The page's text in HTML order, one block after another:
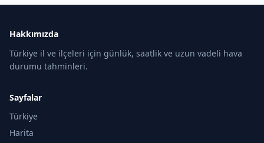
Hakkımızda
Türkiye il ve ilçeleri için günlük, saatlik ve uzun vadeli hava
durumu tahminleri.
Sayfalar
Türkiye
Harita